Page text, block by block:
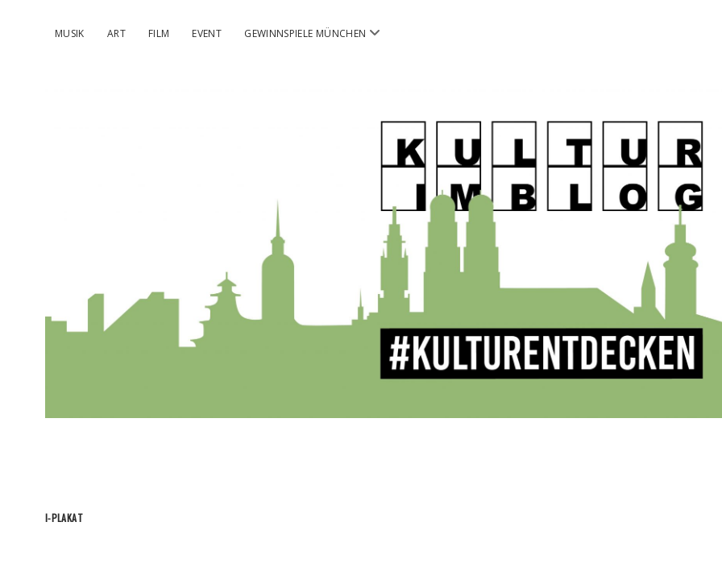
MUSIK ART FILM EVENT GEWINNSPIELE MÜNCHEN Menü
kulturIMBLOG
I-PLAKAT